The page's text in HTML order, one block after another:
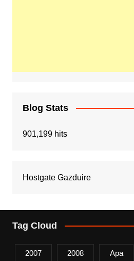
Blog Stats
901,199 hits
Hostgate Gazduire
Tag Cloud
2007 2008 Apa